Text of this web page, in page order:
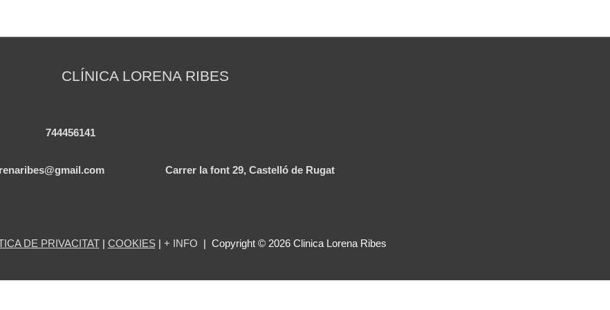
CLÍNICA LORENA RIBES
744456141
Carrer la font 29, Castelló de Rugat
DE PRIVACITAT| COOKIES| + INFO | Copyright © 2026 Clinica Lorena Ribes